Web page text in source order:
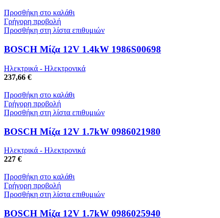
Προσθήκη στο καλάθι
Γρήγορη προβολή
Προσθήκη στη λίστα επιθυμιών
BOSCH Μίζα 12V 1.4kW 1986S00698
Ηλεκτρικά - Ηλεκτρονικά
237,66 €
Προσθήκη στο καλάθι
Γρήγορη προβολή
Προσθήκη στη λίστα επιθυμιών
BOSCH Μίζα 12V 1.7kW 0986021980
Ηλεκτρικά - Ηλεκτρονικά
227 €
Προσθήκη στο καλάθι
Γρήγορη προβολή
Προσθήκη στη λίστα επιθυμιών
BOSCH Μίζα 12V 1.7kW 0986025940